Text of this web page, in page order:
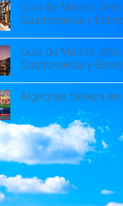
Guía de Madrid:
Gastronomía y
Guía de Madrid:
Gastronomía y
Algeciras: Belleza en